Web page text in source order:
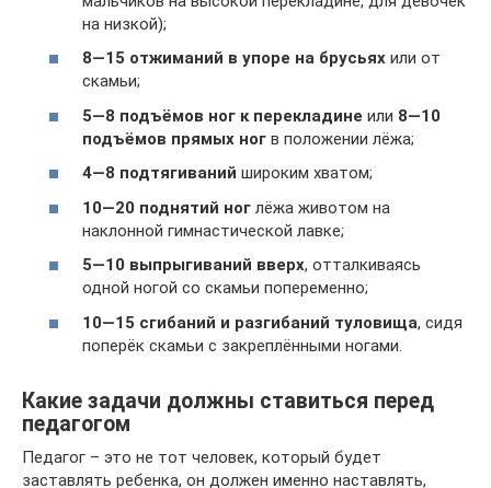
на низкой);
8—15 отжиманий в упоре на брусьях или от
скамьи;
5—8 подъёмов ног к перекладине или 8—10
подъёмов прямых ног в положении лёжа;
4—8 подтягиваний широким хватом;
10—20 поднятий ног лёжа животом на
наклонной гимнастической лавке;
5—10 выпрыгиваний вверх, отталкиваясь
одной ногой со скамьи попеременно;
10—15 сгибаний и разгибаний туловища, сидя
поперёк скамьи с закреплёнными ногами.
Какие задачи должны ставиться перед
педагогом
Педагог – это не тот человек, который будет
заставлять ребенка, он должен именно наставлять,